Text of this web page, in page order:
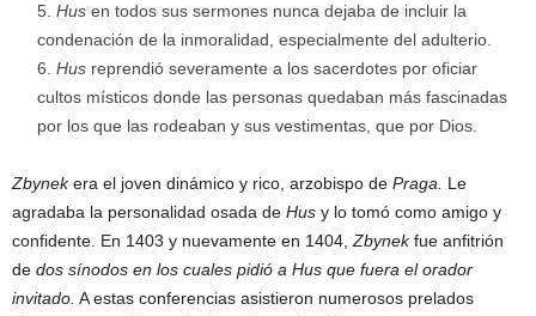
Hus en todos sus sermones nunca dejaba de incluir la
condenación de la inmoralidad, especialmente del adulterio.
Hus reprendió severamente a los sacerdotes por oficiar
cultos místicos donde las personas quedaban más fascinadas
por los que las rodeaban y sus vestimentas, que por Dios.
Zbynekera el joven dinámico y rico, arzobispo de Praga.
Le
agradaba la personalidad osada de Hus y lo tomó como amigo y
confidente. En 1403 y nuevamente en 1404, Zbynekfue anfitrión
de dos sínodos en los cuales pidió a Hus que fuera el orador
invitado. A estas conferencias asistieron numerosos prelados